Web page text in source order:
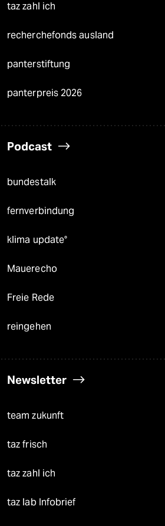
taz zahl ich
recherchefonds ausland
panterstiftung
panterpreis 2026
Podcast
bundestalk
fernverbindung
klima update°
Mauerecho
Freie Rede
reingehen
Newsletter
team zukunft
taz frisch
taz zahl ich
taz lab Infobrief